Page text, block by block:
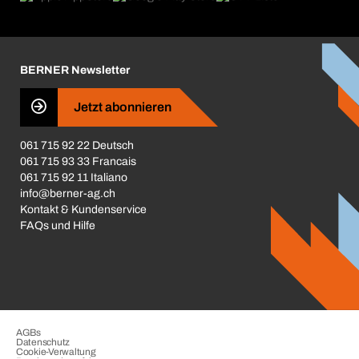
Business Conduct
BERNER Newsletter
Jetzt abonnieren
061 715 92 22 Deutsch
061 715 93 33 Francais
061 715 92 11 Italiano
info@berner-ag.ch
Kontakt & Kundenservice
FAQs und Hilfe
AGBs
Datenschutz
Cookie-Verwaltung